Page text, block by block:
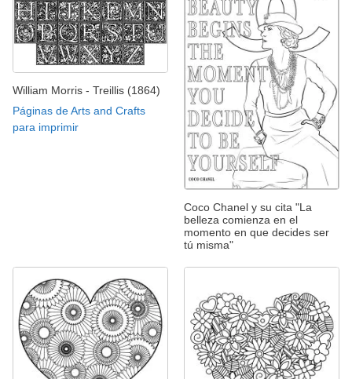
William Morris - Treillis (1864)
Páginas de Arts and Crafts
para imprimir
Coco Chanel y su cita "La
belleza comienza en el
momento en que decides ser
tú misma"